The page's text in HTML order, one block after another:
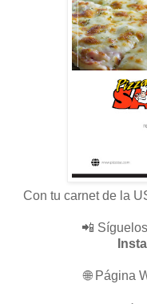
Con tu carnet de la
📲
🌐 Página